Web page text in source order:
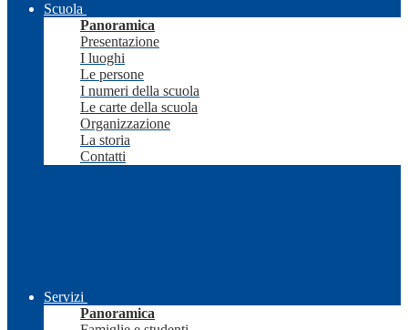
Scuola
Panoramica
Presentazione
I luoghi
Le persone
I numeri della scuola
Le carte della scuola
Organizzazione
La storia
Contatti
Servizi
Panoramica